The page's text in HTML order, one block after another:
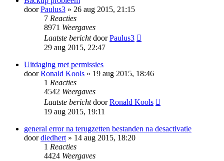
doorPaulus3 » 26 aug 2015, 21:15
7 Reacties
8971 Weergaves
Laatste berichtdoorPaulus3
29 aug 2015, 22:47
Uitdaging met permissies
doorRonald Kools » 19 aug 2015, 18:46
1 Reacties
4542 Weergaves
Laatste berichtdoorRonald Kools
19 aug 2015, 19:11
general error na terugzetten bestanden na desactivatie
doordiedhert» 14 aug 2015, 18:20
1 Reacties
4424 Weergaves